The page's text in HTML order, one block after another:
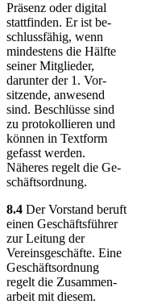
Präsenz oder digital
stattfinden. Er ist be­
schluss­fähig, wenn
min­des­tens die Hälfte
seiner Mit­glie­der,
darunter der 1. Vor­
sitzende, an­wesend
sind. Beschlüsse sind
zu proto­kol­lieren und
können in Textform
gefasst werden.
Näheres regelt die Ge­
schäfts­ordnung.
8.4 Der Vorstand beruft
einen Ge­schäfts­führer
zur Leitung der
Vereins­ge­schäfte. Eine
Ge­schäfts­ord­nung
regelt die Zu­sam­men­
arbeit mit diesem.